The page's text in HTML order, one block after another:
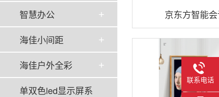
智慧办公
海佳小间距
海佳户外全彩
单双色led显示屏系
京东方智能
联系电话